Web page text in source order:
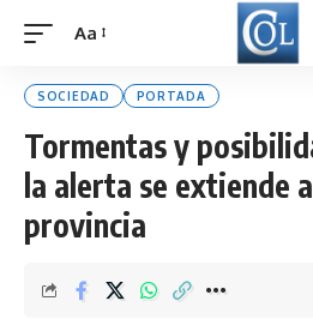
Font
Aa
SOCIEDAD PORTADA
Tormentas y
la alerta se extiende
provincia